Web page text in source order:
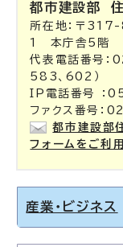
都市建設部
所在地：〒
1 本庁舎5階
代表電話番号
583、602）
IP電話番号
ファクス番号
都市建設部
フォームをご利
産業・ビジネス